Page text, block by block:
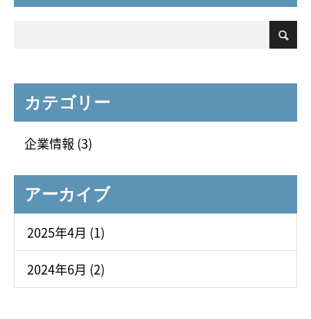
カテゴリー
企業情報 (3)
アーカイブ
2025年4月 (1)
2024年6月 (2)